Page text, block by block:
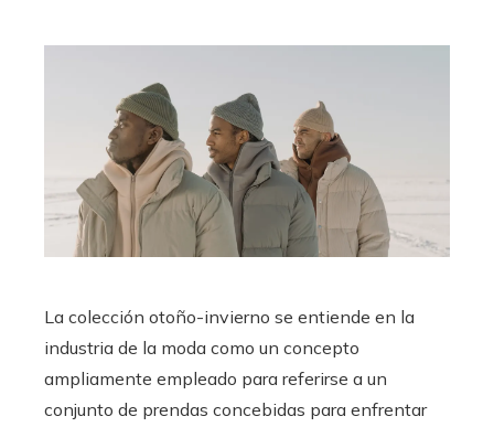
La colección otoño-invierno se entiende en la
industria de la moda como un concepto
ampliamente empleado para referirse a un
conjunto de prendas concebidas para enfrentar